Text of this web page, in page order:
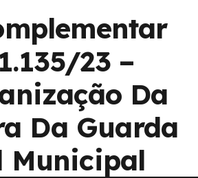
23 –
Da
Da Guarda
Municipal